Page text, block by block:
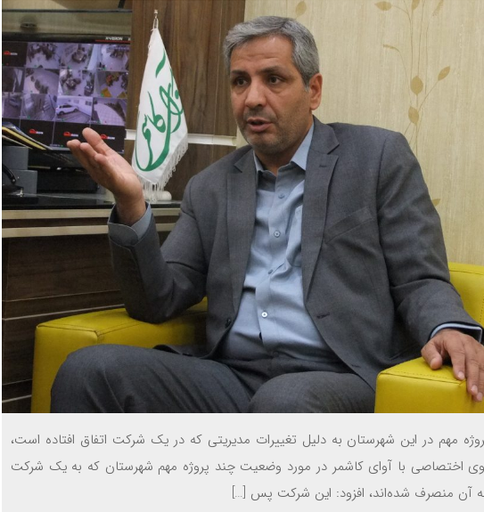
مهم در اين شهرستان به دليل تغييرات مديريتي که در يک شرکت اتفاق افتاده است،
اختصاصی با آوای کاشمر در مورد وضعيت چند پروژه مهم شهرستان که به يک شرکت
آن منصرف شده‌اند، افزود: اين شرکت پس […]